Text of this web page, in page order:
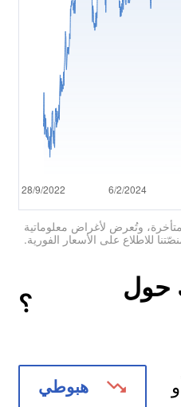
وتُعرض لأغراض معلوماتية
للاطلاع على الأسعار الفورية.
حول
?
هبوطي